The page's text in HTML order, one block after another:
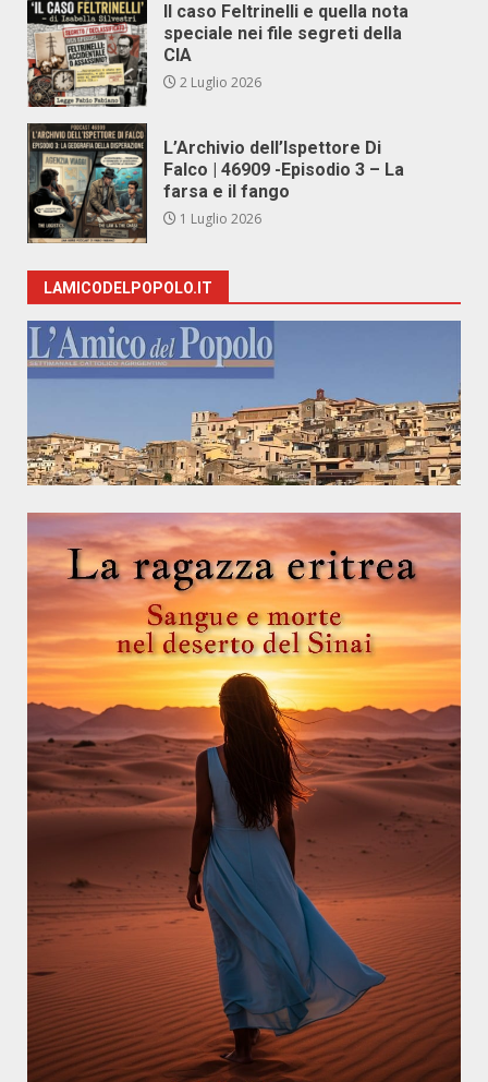
Il caso Feltrinelli e quella nota
speciale nei file segreti della
CIA
2 Luglio 2026
L’Archivio dell’Ispettore Di
Falco | 46909 -Episodio 3 – La
farsa e il fango
1 Luglio 2026
LAMICODELPOPOLO.IT